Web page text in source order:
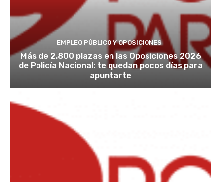
EMPLEO PÚBLICO Y OPOSICIONES
Más de 2.800 plazas en las Oposiciones 2026
de Policía Nacional: te quedan pocos días para
apuntarte